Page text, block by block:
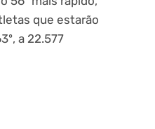
que estarão
a 22.577